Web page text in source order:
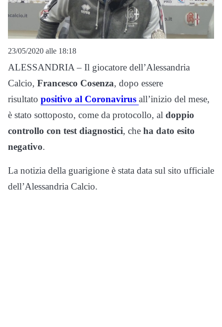
23/05/2020 alle 18:18
ALESSANDRIA – Il giocatore dell’Alessandria
Calcio, Francesco Cosenza, dopo essere
risultato positivo al Coronavirus all’inizio del mese,
è stato sottoposto, come da protocollo, al doppio
controllo con test diagnostici, che ha dato esito
negativo.
La notizia della guarigione è stata data sul sito ufficiale
dell’Alessandria Calcio.